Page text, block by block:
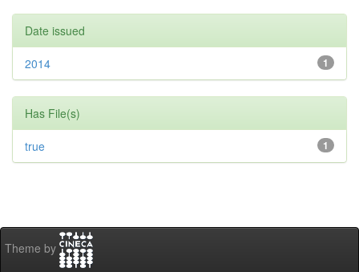
Date issued
1
2014
Has File(s)
1
true
Theme by